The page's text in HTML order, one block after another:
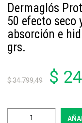
Dermaglós
50 efecto
absorción e
grs.
$ 34.799,49 $